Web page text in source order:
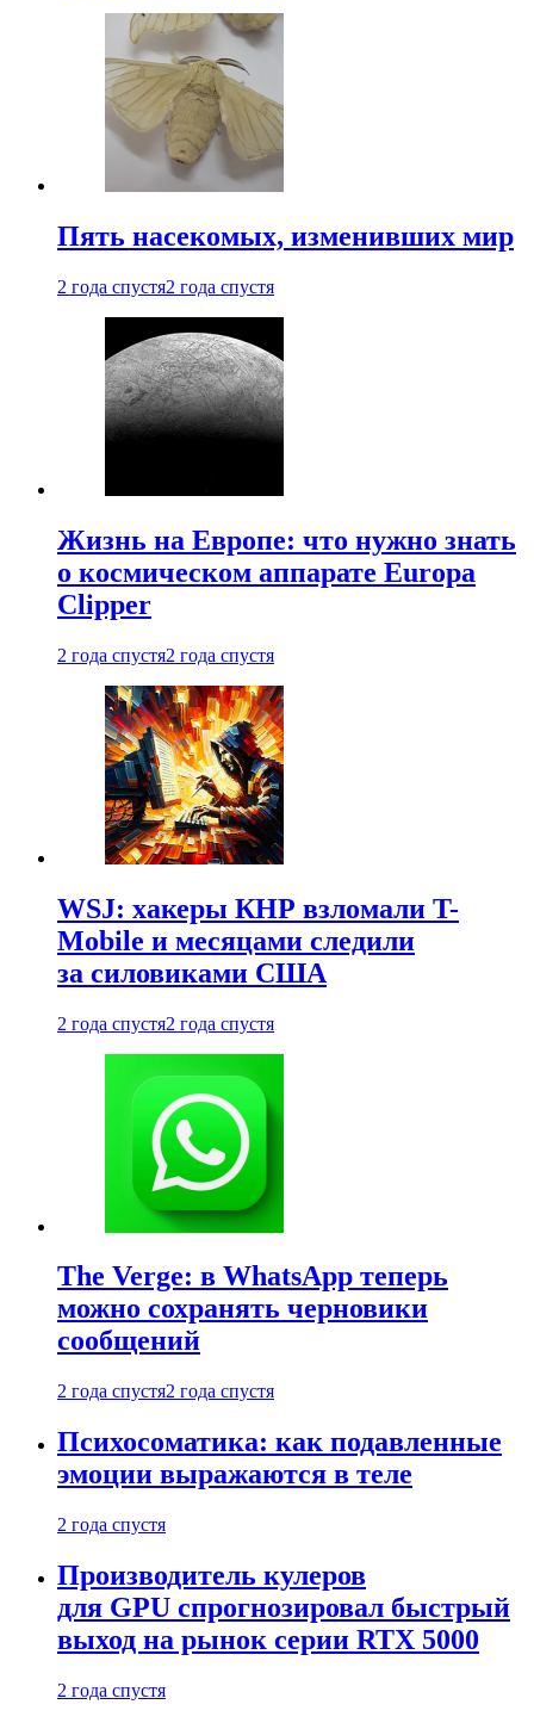
Пять насекомых, изменивших мир
2 года спустя2 года спустя
Жизнь на Европе: что нужно знать
о космическом аппарате Europa
Clipper
2 года спустя2 года спустя
WSJ: хакеры КНР взломали T-
Mobile и месяцами следили
за силовиками США
2 года спустя2 года спустя
The Verge: в WhatsApp теперь
можно сохранять черновики
сообщений
2 года спустя2 года спустя
Психосоматика: как подавленные
эмоции выражаются в теле
2 года спустя
Производитель кулеров
для GPU спрогнозировал быстрый
выход на рынок серии RTX 5000
2 года спустя